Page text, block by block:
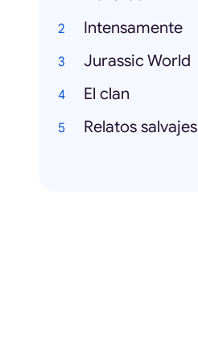
Intensamente
Jurassic World
El clan
Relatos salvajes